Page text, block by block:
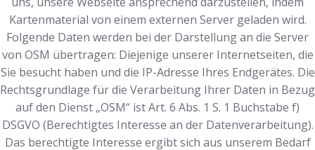
Kartenmaterial von einem externen Server geladen wird.
Folgende Daten werden bei der Darstellung an die Server
von OSM übertragen: Diejenige unserer Internetseiten, die
Sie besucht haben und die IP-Adresse Ihres Endgerätes. Die
Rechtsgrundlage für die Verarbeitung Ihrer Daten in Bezug
auf den Dienst „OSM“ ist Art. 6 Abs. 1 S. 1 Buchstabe f)
DSGVO (Berechtigtes Interesse an der Datenverarbeitung).
Das berechtigte Interesse ergibt sich aus unserem Bedarf